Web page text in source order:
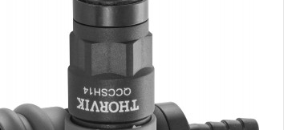
Гарантия и сервис